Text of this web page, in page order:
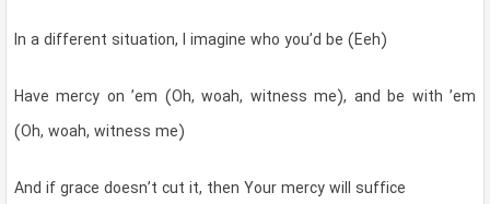
In a different situation, I imagine who you’d be (Eeh)
Have mercy on ’em (Oh, woah, witness me), and be with ’em
(Oh, woah, witness me)
And if grace doesn’t cut it, then Your mercy will suffice